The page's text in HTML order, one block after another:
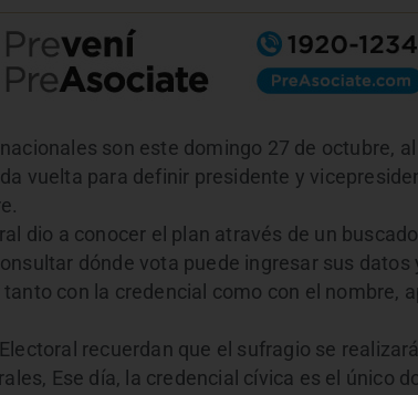
son este domingo 27 de octubre,
vuelta para definir presidente y
dio a conocer el plan através de un
dónde vota puede ingresar sus datos
con la credencial como con el nombre,
recuerdan que el sufragio se
Ese día, la credencial cívica es el único